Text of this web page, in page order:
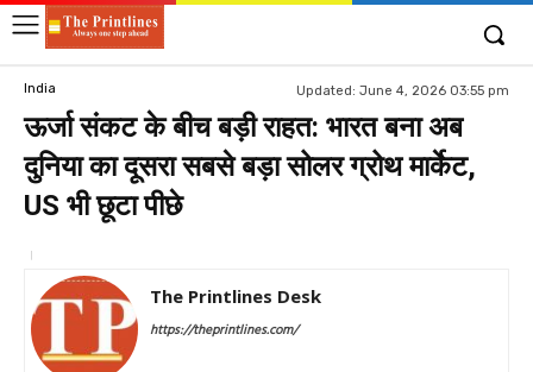
India Updated: June 4, 2026 03:55 pm
ऊर्जा संकट के बीच बड़ी राहत: भारत बना अब
दुनिया का दूसरा सबसे बड़ा सोलर ग्रोथ मार्केट,
US भी छूटा पीछे
The Printlines Desk
https://theprintlines.com/